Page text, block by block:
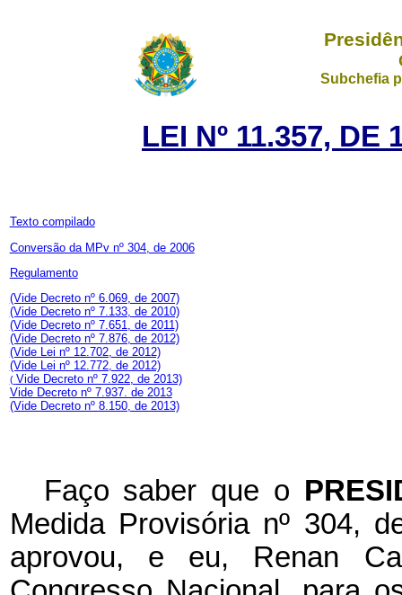
Subchefia
LEI Nº 11.357, DE
Texto compilado
Conversão da MPv nº 304, de 2006
Regulamento
(Vide Decreto nº 6.069, de 2007)
(Vide Decreto nº 7.133, de 2010)
(Vide Decreto nº 7.651, de 2011)
(Vide Decreto nº 7.876, de 2012)
(Vide Lei nº 12.702, de 2012)
(Vide Lei nº 12.772, de 2012)
( Vide Decreto nº 7.922, de 2013)
Vide Decreto nº 7.937. de 2013
(Vide Decreto nº 8.150, de 2013)
Faço saber que o
Medida Provisória nº 304,
aprovou, e eu, Renan